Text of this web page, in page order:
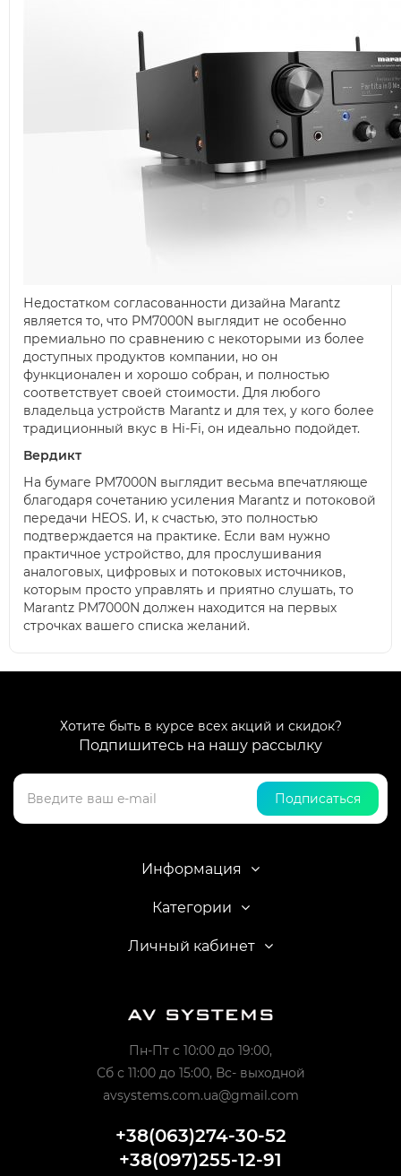
Недостатком согласованности дизайна Marantz
является то, что PM7000N выглядит не особенно
премиально по сравнению с некоторыми из более
доступных продуктов компании, но он
функционален и хорошо собран, и полностью
соответствует своей стоимости. Для любого
владельца устройств Marantz и для тех, у кого более
традиционный вкус в Hi-Fi, он идеально подойдет.
Вердикт
На бумаге PM7000N выглядит весьма впечатляюще
благодаря сочетанию усиления Marantz и потоковой
передачи HEOS. И, к счастью, это полностью
подтверждается на практике. Если вам нужно
практичное устройство, для прослушивания
аналоговых, цифровых и потоковых источников,
которым просто управлять и приятно слушать, то
Marantz PM7000N должен находится на первых
строчках вашего списка желаний.
Хотите быть в курсе всех акций и скидок?
Подпишитесь на нашу рассылку
Подписаться
Информация
Категории
Личный кабинет
Пн-Пт с 10:00 до 19:00,
Сб с 11:00 до 15:00, Вс- выходной
avsystems.com.ua@gmail.com
+38(063)274-30-52
+38(097)255-12-91